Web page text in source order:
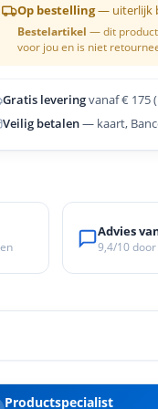
Op bestelling— uiterlijk
Bestelartikel — dit product
voor jou en is niet
Gratis leveringvanaf € 175
Veilig betalen— kaart,
Advies
9,4/10 door
Productspecialist